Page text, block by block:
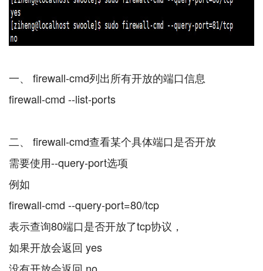
一、 firewall-cmd列出所有开放的端口信息
firewall-cmd --list-ports
二、 firewall-cmd查看某个具体端口是否开放
需要使用--query-port选项
例如
firewall-cmd --query-port=80/tcp
表示查询80端口是否开放了tcp协议，
如果开放会返回 yes
没有开放会返回 no